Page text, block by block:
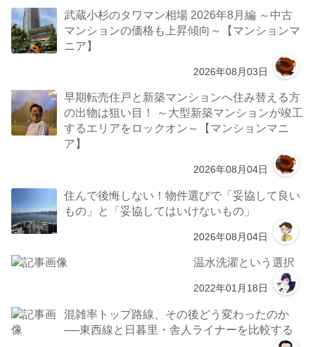
武蔵小杉のタワマン相場 2026年8月編 ～中古
マンションの価格も上昇傾向～【マンションマ
ニア】
2026年08月03日
早期転売住戸と新築マンションへ住み替える方
の出物は狙い目！ ～大型新築マンションが竣工
するエリアをロックオン～【マンションマニ
ア】
2026年08月04日
住んで後悔しない！物件選びで「妥協して良い
もの」と「妥協してはいけないもの」
2026年08月04日
温水洗濯という選択
2022年01月18日
混雑率トップ路線、その後どう変わったのか
──東西線と日暮里・舎人ライナーを比較する